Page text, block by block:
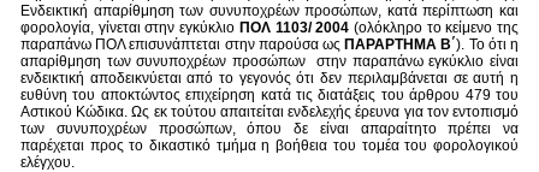
Ενδεικτική απαρίθμηση των συνυποχρέων προσώπων, κατά περίπτωση και
φορολογία, γίνεται στην εγκύκλιο ΠΟΛ 1103/ 2004 (ολόκληρο το κείμενο της
παραπάνω ΠΟΛ επισυνάπτεται στην παρούσα ως ΠΑΡΑΡΤΗΜΑ Β΄). Το ότι η
απαρίθμηση των συνυποχρέων προσώπων στην παραπάνω εγκύκλιο είναι
ενδεικτική αποδεικνύεται από το γεγονός ότι δεν περιλαμβάνεται σε αυτή η
ευθύνη του αποκτώντος επιχείρηση κατά τις διατάξεις του άρθρου 479 του
Αστικού Κώδικα. Ως εκ τούτου απαιτείται ενδελεχής έρευνα για τον εντοπισμό
των συνυποχρέων προσώπων, όπου δε είναι απαραίτητο πρέπει να
παρέχεται προς το δικαστικό τμήμα η βοήθεια του τομέα του φορολογικού
ελέγχου.